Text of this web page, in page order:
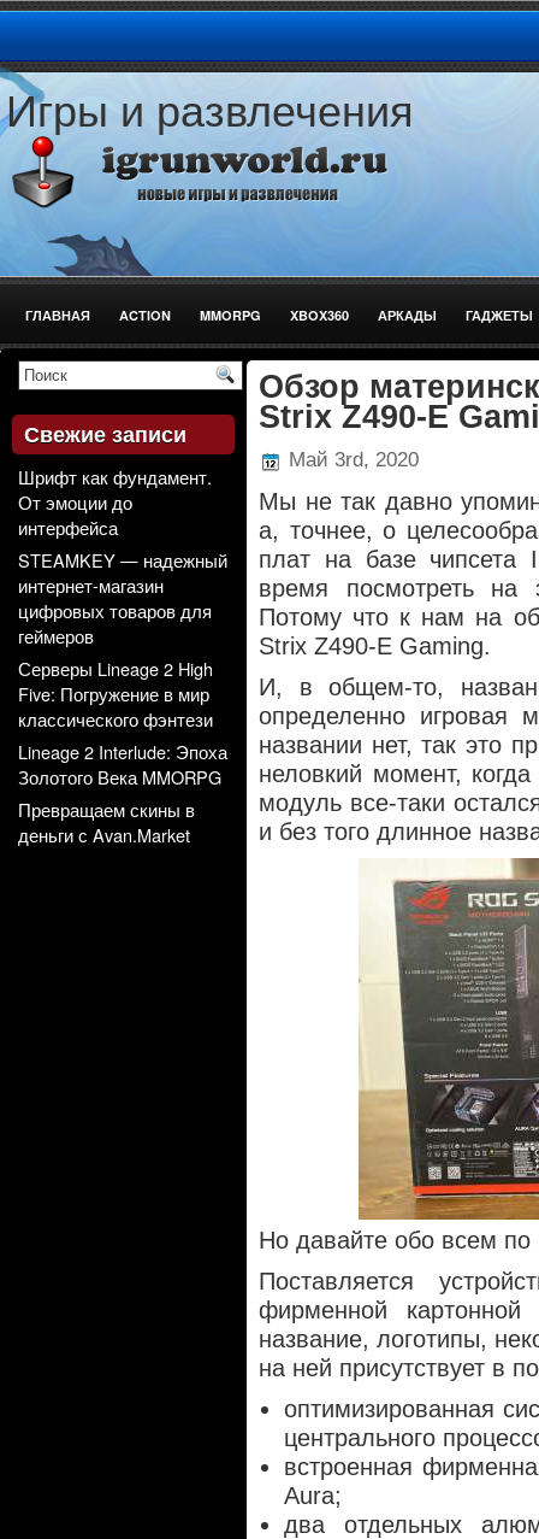
Игры и развлечения
ГЛАВНАЯ ACTION MMORPG XBOX360 АРКАДЫ ГАДЖЕТЫ
СТРЕЛЯЛКИ
Свежие записи
Шрифт как фундамент.
От эмоции до
интерфейса
STEAMKEY — надежный
интернет-магазин
цифровых товаров для
геймеров
Серверы Lineage 2 High
Five: Погружение в мир
классического фэнтези
Lineage 2 Interlude: Эпоха
Золотого Века MMORPG
Превращаем скины в
деньги с Avan.Market
Обзор
Strix Z490-E
Май 3rd, 2020
Мы не так давно
а, точнее, о
плат на базе
время посмотреть на
Потому что к нам на
Strix Z490-E Gaming.
И, в общем-то,
определенно игровая
названии нет, так это
неловкий момент,
модуль все-таки
и без того длинное
Но давайте обо всем по
Поставляется
фирменной картонной
название, логотипы,
на ней присутствует в
оптимизированная
центрального
встроенная
Aura;
два отдельных